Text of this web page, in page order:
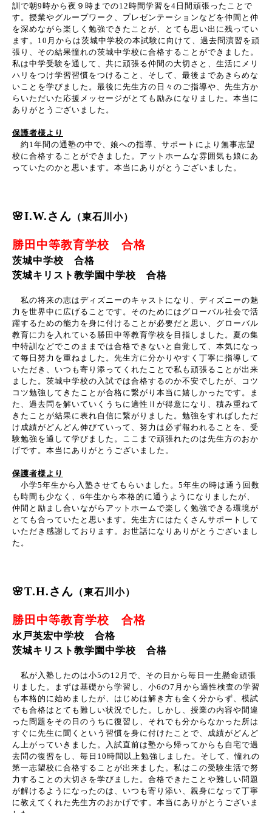
訓で朝9時から夜９時までの12時間学習を4 日間頑張ったことで
す。授業やグループワーク、プレゼンテーションなどを仲間と仲
を深めながら楽しく勉強できたことが、とても思い出に残ってい
ます。 10 月からは茨城中学校の本試験に向けて、過去問演習を頑
張り、その結果憧れの茨城中学校に合格することができました。
私は中学受験を通して、共に頑張る仲間の大切さと、生活にメリ
ハリをつけ学習習慣をつけること、そして、最後まであきらめな
いことを学びました。最後に先生方の日々のご指導や、先生方か
らいただいた応援メッセージがとても励みになりました。本当に
ありがとうございました。
保護者様より
約 1年間の通塾の中で、娘への指導、サポートにより無事志望
校に合格することができました。アットホームな雰囲気も娘にあ
っていたのかと思います。本当にありがとうございました。
🌸I.W.さん （東石川小）
勝田中等教育学校 合格
茨城中学校 合格
茨城キリスト教学園中学校 合格
私の将来の志はディズニーのキャストになり、ディズニーの魅
力を世界中に広げることです。そのためにはグローバル社会で活
躍するための能力を身に付けることが必要だと思い、グローバル
教育に力を入れている勝田中等教育学校を目指しました。夏の集
中特訓などでこのままでは合格できないと自覚して、本気になっ
て毎日努力を重ねました。先生方に分かりやすく丁寧に指導して
いただき、いつも寄り添ってくれたことで私も頑張ることが出来
ました。茨城中学校の入試では合格するのか不安でしたが、コツ
コツ勉強してきたことが合格に繋がり本当に嬉しかったです。ま
た、過去問を解いていくうちに適性Ⅱが得意になり、積み重ねて
きたことが結果に表れ自信に繋がりました。勉強をすればしただ
け成績がどんどん伸びていって、努力は必ず報われることを、受
験勉強を通して学びました。ここまで頑張れたのは先生方のおか
げです。本当にありがとうございました。
保護者様より
小学5年生から入塾させてもらいました。 5年生の時は通う回数
も時間も少なく、 6年生から本格的に通うようになりましたが、
仲間と励まし合いながらアットホームで楽しく勉強できる環境が
とても合っていたと思います。先生方にはたくさんサポートして
いただき感謝しております。お世話になりありがとうございまし
た。
🌸T.H.さん （東石川小）
勝田中等教育学校 合格
水戸英宏中学校 合格
茨城キリスト教学園中学校 合格
私が入塾したのは小5の12 月で、その日から毎日一生懸命頑張
りました。まずは基礎から学習し、小6の7 月から適性検査の学習
も本格的に始めましたが、はじめは解き方も全く分からず、模試
でも合格はとても難しい状況でした。しかし、授業の内容や間違
った問題をその日のうちに復習し、それでも分からなかった所は
すぐに先生に聞くという習慣を身に付けたことで、成績がどんど
ん上がっていきました。入試直前は塾から帰ってからも自宅で過
去問の復習をし、毎日 10時間以上勉強しました。そして、憧れの
第一志望校に合格することが出来ました。私はこの受験生活で努
力することの大切さを学びました。合格できたことや難しい問題
が解けるようになったのは、いつも寄り添い、親身になって丁寧
に教えてくれた先生方のおかげです。本当にありがとうございま